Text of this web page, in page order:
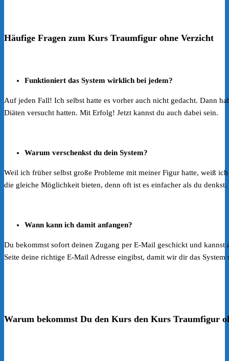
Häufige Fragen zum Kurs Traumfigur ohne Verzicht
Funktioniert das System wirklich bei jedem?
Auf jeden Fall! Ich selbst hatte es vorher auch nicht gedacht. Dann
Diäten versucht hatten. Mit Erfolg! Jetzt kannst du auch dabei sein.
Warum verschenkst du dein System?
Weil ich früher selbst große Probleme mit meiner Figur hatte, weiß
die gleiche Möglichkeit bieten, denn oft ist es einfacher als du denkst.
Wann kann ich damit anfangen?
Du bekommst sofort deinen Zugang per E-Mail geschickt und
Seite deine richtige E-Mail Adresse eingibst, damit wir dir das System
Warum bekommst Du den Kurs den Kurs Traumfigur